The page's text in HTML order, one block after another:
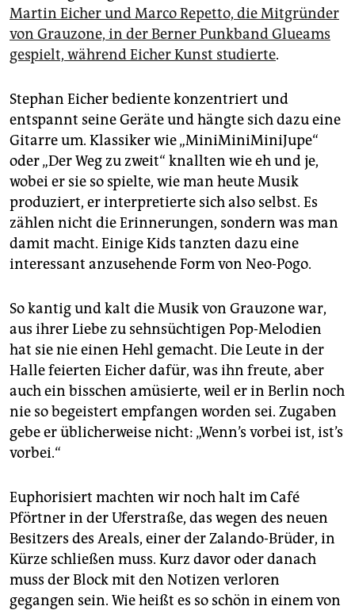
Martin Eicher und Marco Repetto, die Mitgründer
von Grauzone, in der Berner Punkband Glueams
gespielt, während Eicher Kunst studierte.
Stephan Eicher bediente konzentriert und
entspannt seine Geräte und hängte sich dazu eine
Gitarre um. Klassiker wie „MiniMiniMiniJupe“
oder „Der Weg zu zweit“ knallten wie eh und je,
wobei er sie so spielte, wie man heute Musik
produziert, er interpretierte sich also selbst. Es
zählen nicht die Erinnerungen, sondern was man
damit macht. Einige Kids tanzten dazu eine
interessant anzusehende Form von Neo-Pogo.
So kantig und kalt die Musik von Grauzone war,
aus ihrer Liebe zu sehnsüchtigen Pop-Melodien
hat sie nie einen Hehl gemacht. Die Leute in der
Halle feierten Eicher dafür, was ihn freute, aber
auch ein bisschen amüsierte, weil er in Berlin noch
nie so begeistert empfangen worden sei. Zugaben
gebe er üblicherweise nicht: „Wenn’s vorbei ist, ist’s
vorbei.“
Euphorisiert machten wir noch halt im Café
Pförtner in der Uferstraße, das wegen des neuen
Besitzers des Areals, einer der Zalando-Brüder, in
Kürze schließen muss. Kurz davor oder danach
muss der Block mit den Notizen verloren
gegangen sein. Wie heißt es so schön in einem von